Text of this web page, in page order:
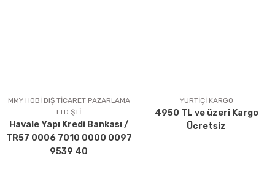
Ürün açıklamasında eksik bilgiler bulunuyor.
Ürün bilgilerinde hatalar bulunuyor.
Ürün fiyatı diğer sitelerden daha pahalı.
Bu ürüne benzer farklı alternatifler olmalı.
MMY HOBİ DIŞ TİCARET PAZARLAMA
LTD.ŞTİ
Havale Yapı Kredi Bankası /
TR57 0006 7010 0000 0097
9539 40
YURTİÇİ KARGO
4950 TL ve üzeri Kargo
Ücretsiz